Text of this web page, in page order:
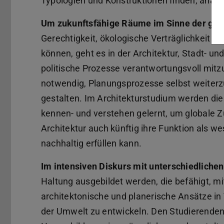
Um zukunftsfähige Räume im Sinne der
Gerechtigkeit, ökologische Verträglichkeit
können, geht es in der Architektur, Stadt-
politische Prozesse verantwortungsvoll
notwendig, Planungsprozesse selbst
gestalten. Im Architekturstudium werden
kennen- und verstehen gelernt, um globale
Architektur auch künftig ihre Funktion als
nachhaltig erfüllen kann.
Im intensiven Diskurs mit
Haltung ausgebildet werden, die befähigt,
architektonische und planerische Ansätze
der Umwelt zu entwickeln. Den